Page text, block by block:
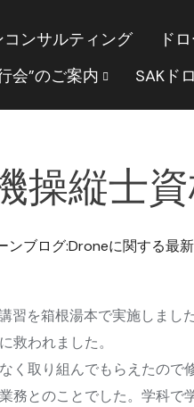
コンサルティング ド
会”のご案内
SAKド
操縦士
ンブログ:Droneに関する最
習を箱根湯本で実施しまし
救われました。
く取り組んでもらえたので
務とのことでした。学科